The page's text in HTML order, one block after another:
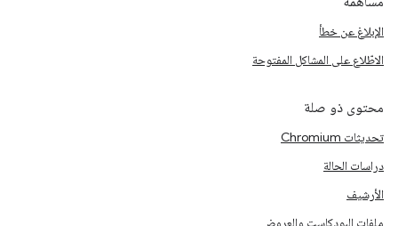
الإبلاغ عن خطأ
الاطّلاع على المشاكل المفتوحة
محتوى ذو صلة
تحديثات Chromium
دراسات الحالة
الأرشيف
ملفات البودكاست والعروض